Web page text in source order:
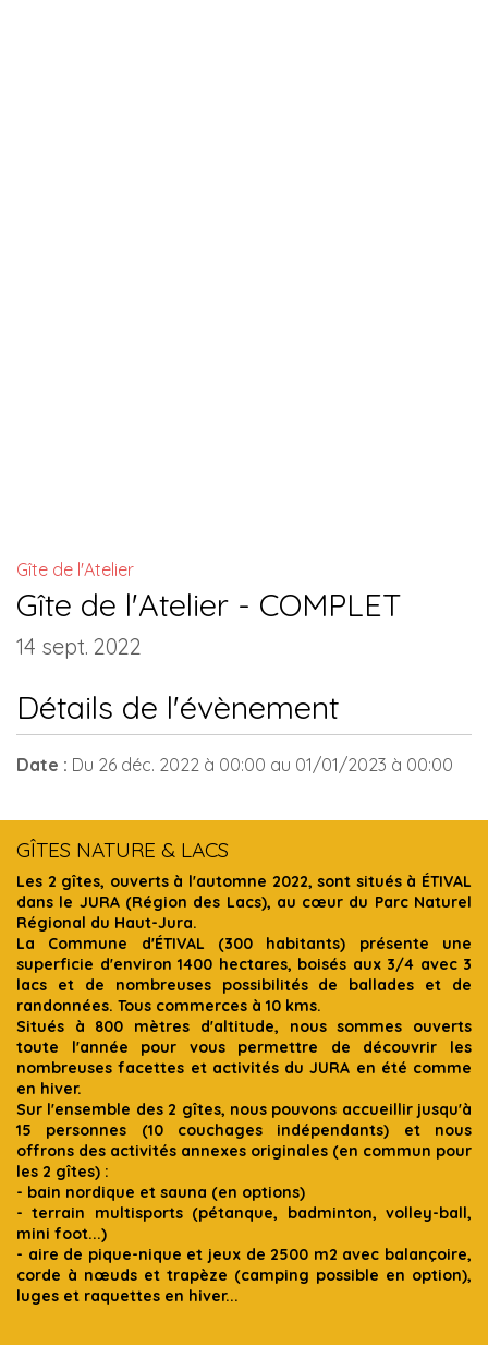
Gîte de l'Atelier
Gîte de l'Atelier - COMPLET
14 sept. 2022
Détails de l'évènement
Date : Du 26 déc. 2022 à 00:00 au 01/01/2023 à 00:00
GÎTES NATURE & LACS
Les 2 gîtes, ouverts à l'automne 2022, sont situés à ÉTIVAL
dans le JURA (Région des Lacs), au cœur du Parc Naturel
Régional du Haut-Jura.
La Commune d'ÉTIVAL (300 habitants) présente une
superficie d'environ 1400 hectares, boisés aux 3/4 avec 3
lacs et de nombreuses possibilités de ballades et de
randonnées. Tous commerces à 10 kms.
Situés à 800 mètres d'altitude, nous sommes ouverts
toute l'année pour vous permettre de découvrir les
nombreuses facettes et activités du JURA en été comme
en hiver.
Sur l'ensemble des 2 gîtes, nous pouvons accueillir jusqu'à
15 personnes (10 couchages indépendants) et nous
offrons des activités annexes originales (en commun pour
les 2 gîtes) :
- bain nordique et sauna (en options)
- terrain multisports (pétanque, badminton, volley-ball,
mini foot...)
- aire de pique-nique et jeux de 2500 m2 avec balançoire,
corde à nœuds et trapèze (camping possible en option),
luges et raquettes en hiver...